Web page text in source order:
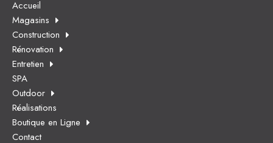
Accueil
Magasins
Construction
Rénovation
Entretien
SPA
Outdoor
Réalisations
Boutique en Ligne
Contact